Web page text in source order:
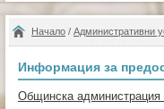
Начало / Административни
Информация за
Общинска